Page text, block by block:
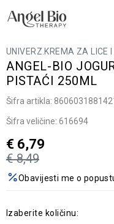
UNIVERZ.KREMA ZA LICE
ANGEL-BIO
PISTAĆI 250ML
Šifra artikla:
Šifra veličine: 616694
€ 8,49
€ 6,79
Obavijesti me o
Izaberite količinu: